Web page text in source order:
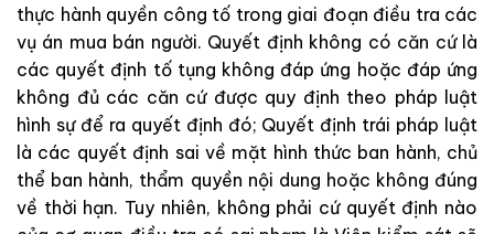
thực hành quyền công tố trong giai đoạn điều tra các
vụ án mua bán người. Quyết định không có căn cứ là
các quyết định tố tụng không đáp ứng hoặc đáp ứng
không đủ các căn cứ được quy định theo pháp luật
hình sự để ra quyết định đó; Quyết định trái pháp luật
là các quyết định sai về mặt hình thức ban hành, chủ
thể ban hành, thẩm quyền nội dung hoặc không đúng
về thời hạn. Tuy nhiên, không phải cứ quyết định nào